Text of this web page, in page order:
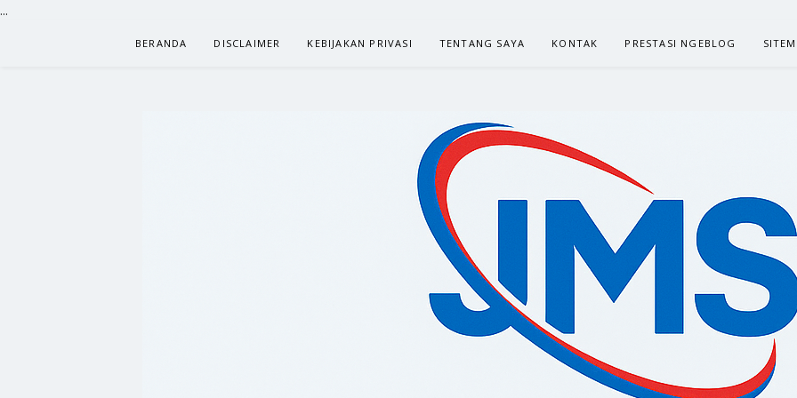
...
BERANDA DISCLAIMER KEBIJAKAN PRIVASI TENTANG SAYA KONTAK PRESTASI NGEBLOG